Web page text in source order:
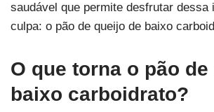
saudável que permite desfrutar dessa
culpa: o pão de queijo de baixo
O que torna o pão
baixo carboidrato?